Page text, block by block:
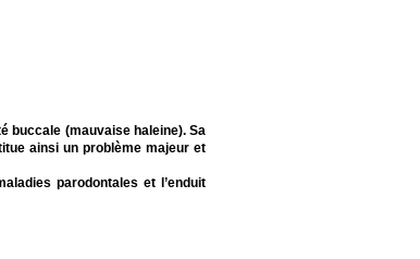
buccale (mauvaise haleine). Sa
ainsi un problème majeur et
parodontales et l’enduit